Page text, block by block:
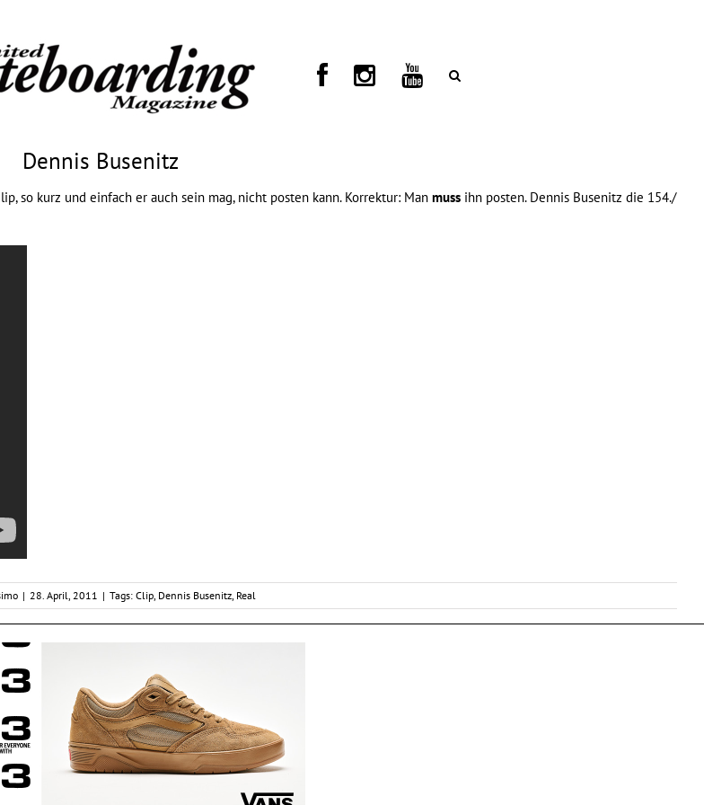
Dennis Busenitz
so kurz und einfach er auch sein mag, nicht posten kann. Korrektur: Man muss ihn posten. Dennis Busenitz die 154./
| 28. April, 2011 | Tags: Clip Dennis Busenitz Real